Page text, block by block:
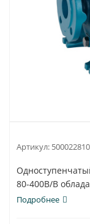
Артикул:
80-400B/B
Подробнее